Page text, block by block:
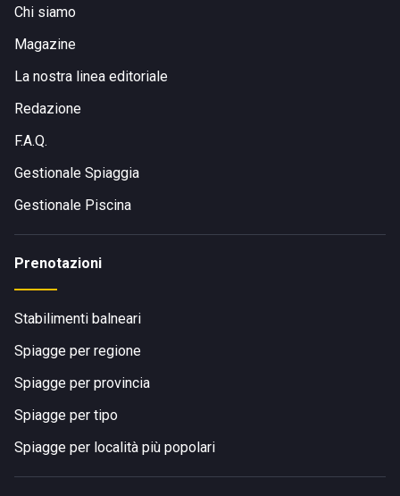
Chi siamo
Magazine
La nostra linea editoriale
Redazione
F.A.Q.
Gestionale Spiaggia
Gestionale Piscina
Prenotazioni
Stabilimenti balneari
Spiagge per regione
Spiagge per provincia
Spiagge per tipo
Spiagge per località più popolari